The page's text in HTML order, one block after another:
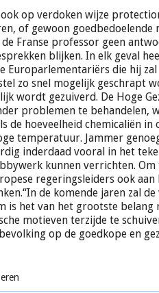
op verdoken wijze
of gewoon goedbedoelende
Franse professor geen
blijken. In elk geval
Europarlementariërs die hij
zo snel mogelijk geschrapt
wordt gezuiverd. De Hoge
problemen te behandelen,
de hoeveelheid chemicaliën in
temperatuur. Jammer
inderdaad vooral in het
kunnen verrichten.
regeringsleiders ook
de komende jaren zal
is het van het grootste belang
motieven terzijde te
op de goedkope en